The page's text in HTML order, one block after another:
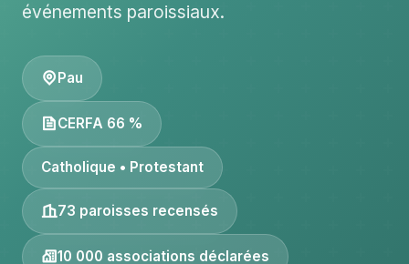
événements paroissiaux.
Pau
CERFA 66 %
Catholique • Protestant
73 paroisses recensés
10 000 associations déclarées